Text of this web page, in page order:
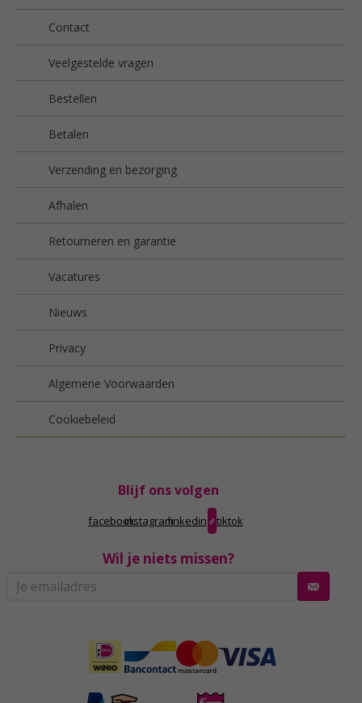
Contact
Veelgestelde vragen
Bestellen
Betalen
Verzending en bezorging
Afhalen
Retourneren en garantie
Vacatures
Nieuws
Privacy
Algemene Voorwaarden
Cookiebeleid
Blijf ons volgen
facebookinstagramlinkedin tiktok
Wil je niets missen?